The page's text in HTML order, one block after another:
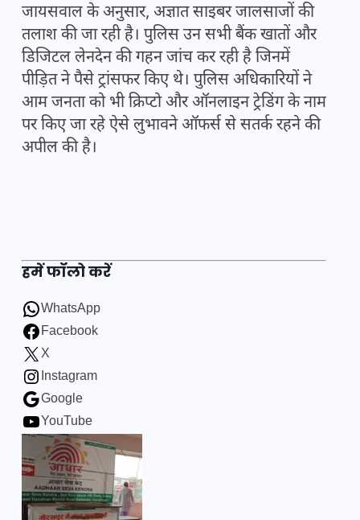
जायसवाल के अनुसार, अज्ञात साइबर जालसाजों की
तलाश की जा रही है। पुलिस उन सभी बैंक खातों और
डिजिटल लेनदेन की गहन जांच कर रही है जिनमें
पीड़ित ने पैसे ट्रांसफर किए थे। पुलिस अधिकारियों ने
आम जनता को भी क्रिप्टो और ऑनलाइन ट्रेडिंग के नाम
पर किए जा रहे ऐसे लुभावने ऑफर्स से सतर्क रहने की
अपील की है।
हमें फॉलो करें
WhatsApp
Facebook
X
Instagram
Google
YouTube